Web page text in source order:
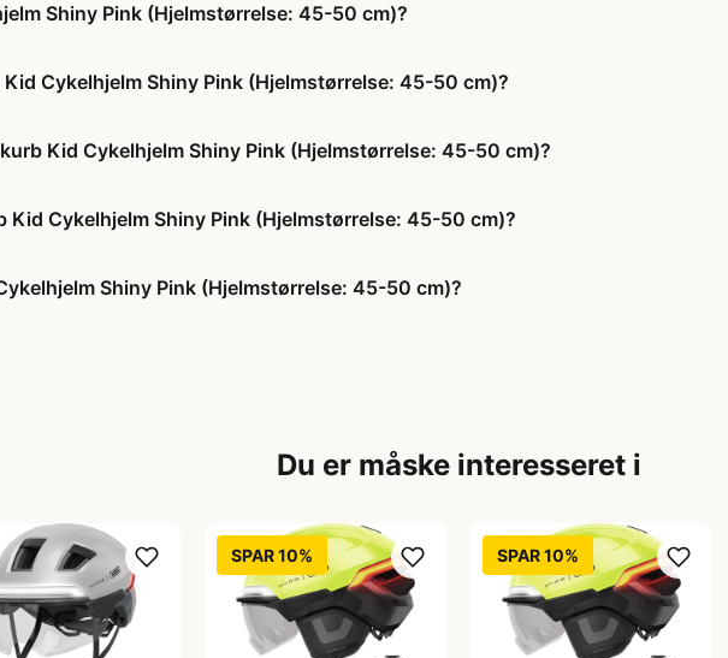
Shiny Pink (Hjelmstørrelse: 45-50 cm)?
Cykelhjelm Shiny Pink (Hjelmstørrelse: 45-50 cm)?
Kid Cykelhjelm Shiny Pink (Hjelmstørrelse: 45-50 cm)?
Cykelhjelm Shiny Pink (Hjelmstørrelse: 45-50 cm)?
Shiny Pink (Hjelmstørrelse: 45-50 cm)?
Du er måske interesseret i
SPAR 10% SPAR 10%